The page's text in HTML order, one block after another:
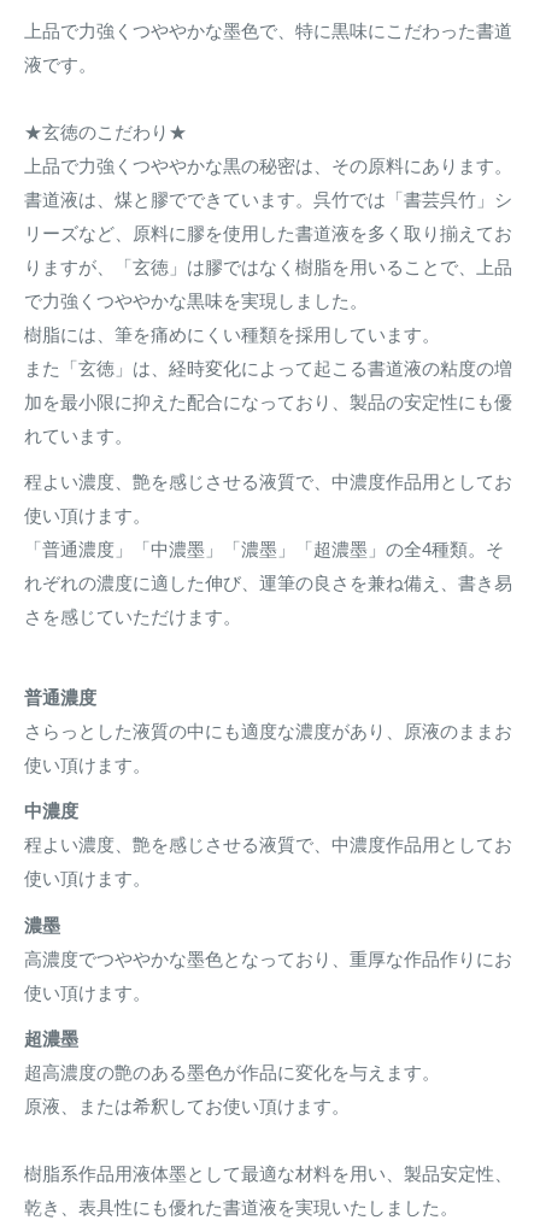
上品で力強くつややかな墨色で、特に黒味にこだわった書道
液です。
★玄徳のこだわり★
上品で力強くつややかな黒の秘密は、その原料にあります。
書道液は、煤と膠でできています。呉竹では「書芸呉竹」シ
リーズなど、原料に膠を使用した書道液を多く取り揃えてお
りますが、「玄徳」は膠ではなく樹脂を用いることで、上品
で力強くつややかな黒味を実現しました。
樹脂には、筆を痛めにくい種類を採用しています。
また「玄徳」は、経時変化によって起こる書道液の粘度の増
加を最小限に抑えた配合になっており、製品の安定性にも優
れています。
程よい濃度、艶を感じさせる液質で、中濃度作品用としてお
使い頂けます。
「普通濃度」「中濃墨」「濃墨」「超濃墨」の全4種類。そ
れぞれの濃度に適した伸び、運筆の良さを兼ね備え、書き易
さを感じていただけます。
普通濃度
さらっとした液質の中にも適度な濃度があり、原液のままお
使い頂けます。
中濃度
程よい濃度、艶を感じさせる液質で、中濃度作品用としてお
使い頂けます。
濃墨
高濃度でつややかな墨色となっており、重厚な作品作りにお
使い頂けます。
超濃墨
超高濃度の艶のある墨色が作品に変化を与えます。
原液、または希釈してお使い頂けます。
樹脂系作品用液体墨として最適な材料を用い、製品安定性、
乾き、表具性にも優れた書道液を実現いたしました。